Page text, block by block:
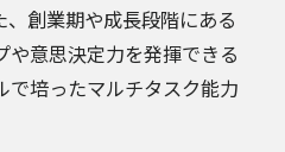
創業期や成長段階にある
意思決定力を発揮できる
で培ったマルチタスク能力